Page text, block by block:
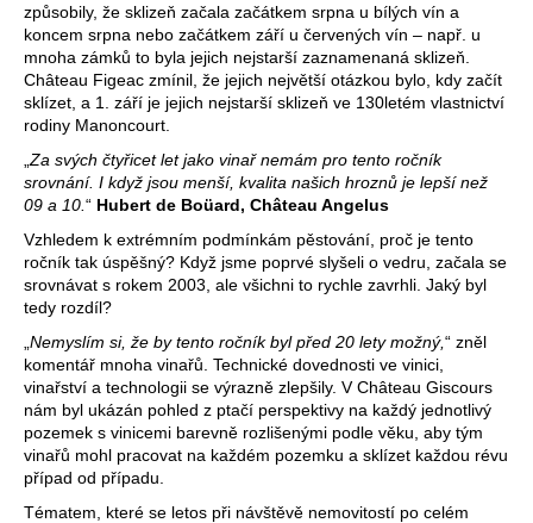
způsobily, že sklizeň začala začátkem srpna u bílých vín a
koncem srpna nebo začátkem září u červených vín – např. u
mnoha zámků to byla jejich nejstarší zaznamenaná sklizeň.
Château Figeac zmínil, že jejich největší otázkou bylo, kdy začít
sklízet, a 1. září je jejich nejstarší sklizeň ve 130letém vlastnictví
rodiny Manoncourt.
Za svých čtyřicet let jako vinař nemám pro tento ročník
srovnání. I když jsou menší, kvalita našich hroznů je lepší než
09 a 10. “ Hubert de Boüard, Château Angelus
Vzhledem k extrémním podmínkám pěstování, proč je tento
ročník tak úspěšný? Když jsme poprvé slyšeli o vedru, začala se
srovnávat s rokem 2003, ale všichni to rychle zavrhli. Jaký byl
tedy rozdíl?
Nemyslím si, že by tento ročník byl před 20 lety možný,“ zněl
komentář mnoha vinařů. Technické dovednosti ve vinici,
vinařství a technologii se výrazně zlepšily. V Château Giscours
nám byl ukázán pohled z ptačí perspektivy na každý jednotlivý
pozemek s vinicemi barevně rozlišenými podle věku, aby tým
vinařů mohl pracovat na každém pozemku a sklízet každou révu
případ od případu.
Tématem, které se letos při návštěvě nemovitostí po celém
Hledat
D
o
p
o
r
u
č
u
j
e
m
e